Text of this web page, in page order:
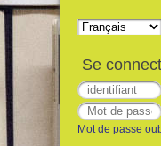
Se
Mot de passe